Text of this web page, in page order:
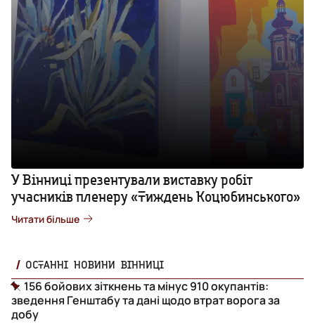
У Вінниці презентували виставку робіт
учасників пленеру «Тиждень Коцюбинського»
Читати більше
ОСТАННІ НОВИНИ ВІННИЦІ
156 бойових зіткнень та мінус 910 окупантів:
зведення Генштабу та дані щодо втрат ворога за
добу